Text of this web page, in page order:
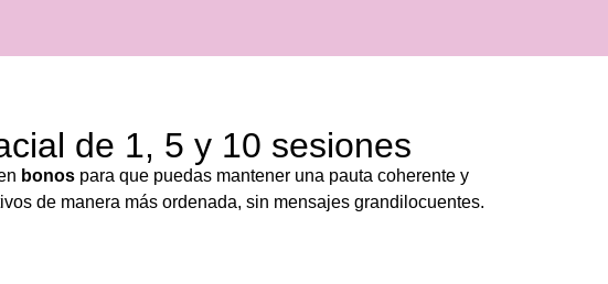
de 1, 5 y 10 sesiones
bonos para que puedas mantener una pauta coherente y
de manera más ordenada, sin mensajes grandilocuentes.